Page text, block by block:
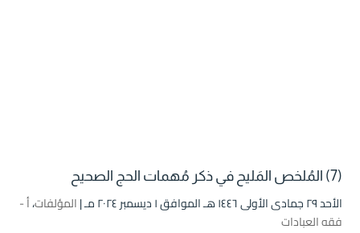
(7) المُلخص المَليح في ذكر مُهمات الحج الصحيح
الأحد ۲۹ جمادى الأولى ۱٤٤٦ هـ الموافق ۱ ديسمبر ۲۰۲٤ مـ | المؤلفات،أ -
فقه العبادات